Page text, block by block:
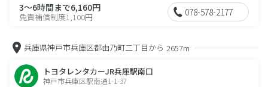
3～6時間まで6,160円
免責補償制度1,100円 078-578-2177
兵庫県神戸市兵庫区都由乃町二丁目から 2657m
トヨタレンタカーJR兵庫駅南口
神戸市兵庫区駅南通1-1-37